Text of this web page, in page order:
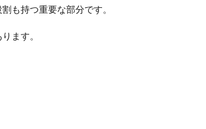
も持つ重要な部分です。
ます。